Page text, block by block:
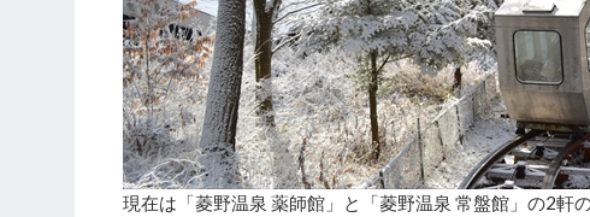
現在は「菱野温泉 薬師館」と「菱野温泉 常盤館」の2軒